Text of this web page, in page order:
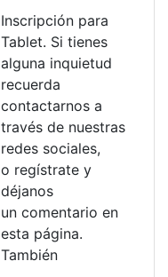
Inscripción para
Tablet. Si tienes
alguna inquietud
recuerda
contactarnos a
través de nuestras
redes sociales,
o regístrate y
déjanos
un comentario en
esta página.
También